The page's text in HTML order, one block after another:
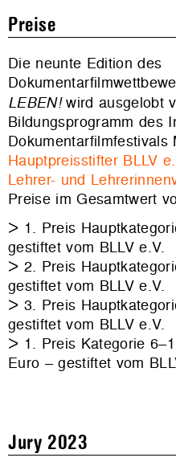
Preise
Die neunte Edition des
LEBEN!wird ausgelobt
Bildungsprogramm des
Dokumentarfilmfestivals
Hauptpreisstifter BLLV
Lehrer- und
Preise im Gesamtwert
ᐳ 1. Preis
gestiftet vom BLLV e.V.
ᐳ 2. Preis
gestiftet vom BLLV e.V.
ᐳ 3. Preis
gestiftet vom BLLV e.V.
ᐳ 1. Preis Kategorie
Euro – gestiftet vom
Jury 2023